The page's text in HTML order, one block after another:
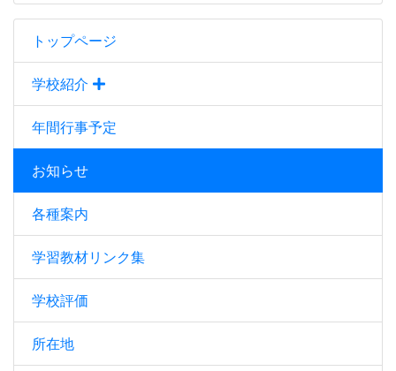
トップページ
学校紹介
年間行事予定
お知らせ
各種案内
学習教材リンク集
学校評価
所在地